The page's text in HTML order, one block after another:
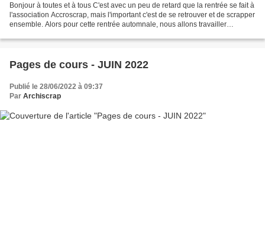
Bonjour à toutes et à tous C'est avec un peu de retard que la rentrée se fait à
l'association Accroscrap, mais l'important c'est de se retrouver et de scrapper
ensemble. Alors pour cette rentrée automnale, nous allons travailler
Pages de cours - JUIN 2022
Publié le 28/06/2022 à 09:37
Par Archiscrap